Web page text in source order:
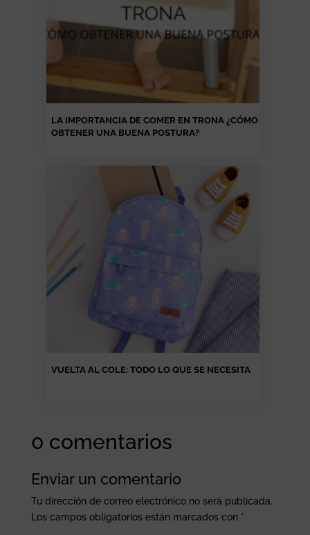
LA IMPORTANCIA DE COMER EN TRONA ¿CÓMO
OBTENER UNA BUENA POSTURA?
VUELTA AL COLE: TODO LO QUE SE NECESITA
0 comentarios
Enviar un comentario
Tu dirección de correo electrónico no será publicada.
Los campos obligatorios están marcados con *